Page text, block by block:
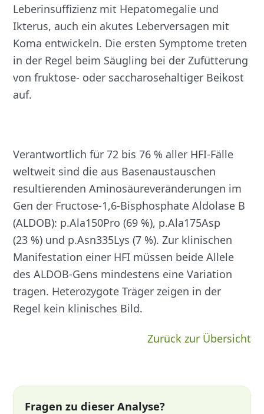
Leberinsuffizienz mit Hepatomegalie und
Ikterus, auch ein akutes Leberversagen mit
Koma entwickeln. Die ersten Symptome treten
in der Regel beim Säugling bei der Zufütterung
von fruktose- oder saccharosehaltiger Beikost
auf.
Verantwortlich für 72 bis 76 % aller HFI-Fälle
weltweit sind die aus Basenaustauschen
resultierenden Aminosäureveränderungen im
Gen der Fructose-1,6-Bisphosphate Aldolase B
(ALDOB): p.Ala150Pro (69 %), p.Ala175Asp
(23 %) und p.Asn335Lys (7 %). Zur klinischen
Manifestation einer HFI müssen beide Allele
des ALDOB-Gens mindestens eine Variation
tragen. Heterozygote Träger zeigen in der
Regel kein klinisches Bild.
Zurück zur Übersicht
Fragen zu dieser Analyse?